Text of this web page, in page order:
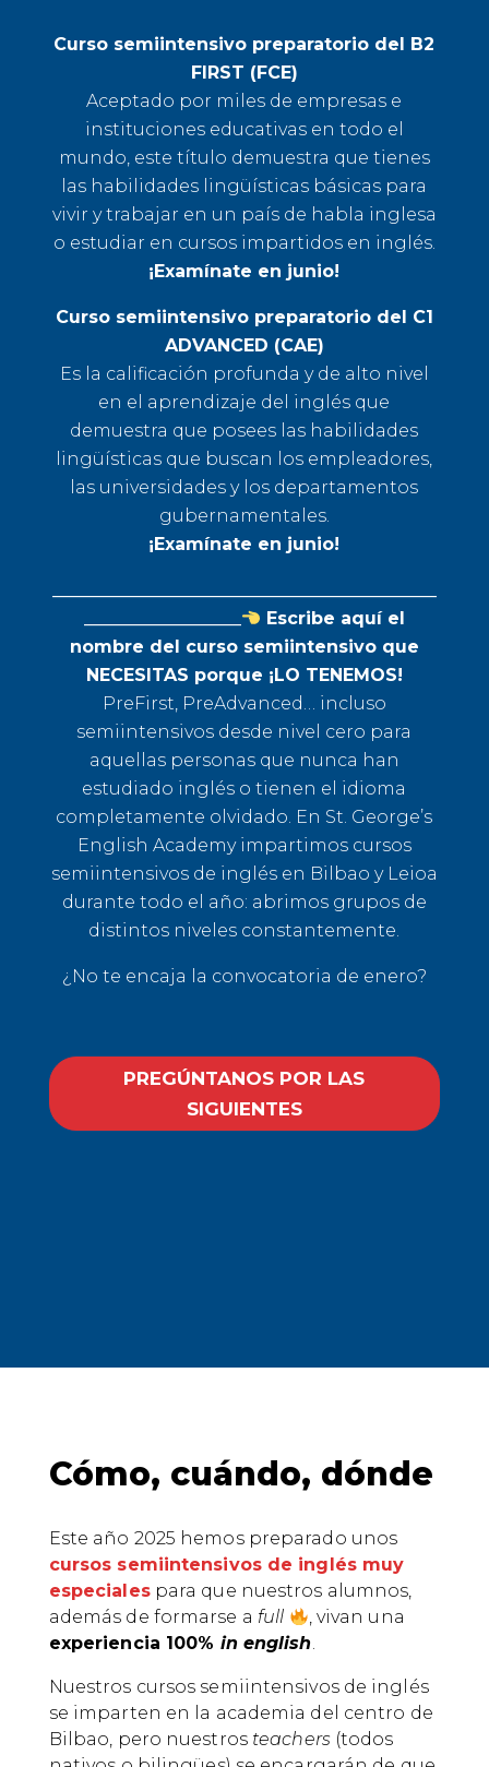
Curso semiintensivo preparatorio del B2
FIRST (FCE)
Aceptado por miles de empresas e
instituciones educativas en todo el
mundo, este título demuestra que tienes
las habilidades lingüísticas básicas para
vivir y trabajar en un país de habla inglesa
o estudiar en cursos impartidos en inglés.
¡Examínate en junio!
Curso semiintensivo preparatorio del C1
ADVANCED (CAE)
Es la calificación profunda y de alto nivel
en el aprendizaje del inglés que
demuestra que posees las habilidades
lingüísticas que buscan los empleadores,
las universidades y los departamentos
gubernamentales.
¡Examínate en junio!
Escribe aquí el
nombre del curso semiintensivo que
NECESITAS porque ¡LO TENEMOS!
PreFirst, PreAdvanced… incluso
semiintensivos desde nivel cero para
aquellas personas que nunca han
estudiado inglés o tienen el idioma
completamente olvidado. En St. George’s
English Academy impartimos cursos
semiintensivos de inglés en Bilbao y Leioa
durante todo el año: abrimos grupos de
distintos niveles constantemente.
¿No te encaja la convocatoria de enero?
PREGÚNTANOS POR LAS
SIGUIENTES
Cómo, cuándo, dónde
Este año 2025 hemos preparado unos
cursos semiintensivos de inglés muy
especialespara que nuestros alumnos,
además de formarse a full
, vivan una
experiencia 100% in english.
Nuestros cursos semiintensivos de inglés
se imparten en la academia del centro de
Bilbao, pero nuestros teachers (todos